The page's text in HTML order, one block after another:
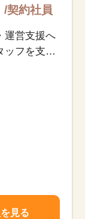
/契約社員
運営支援へ
ッフを支え
見る